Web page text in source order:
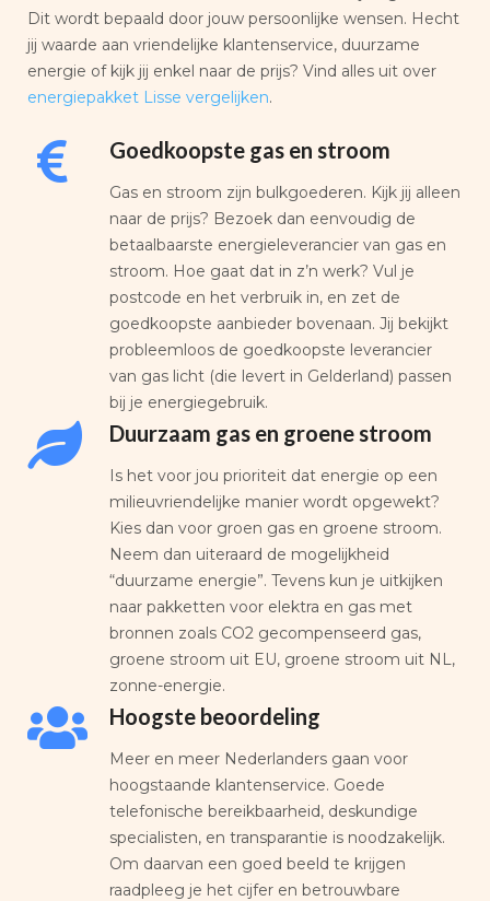
Dit wordt bepaald door jouw persoonlijke wensen. Hecht
jij waarde aan vriendelijke klantenservice, duurzame
energie of kijk jij enkel naar de prijs? Vind alles uit over
energiepakket Lisse vergelijken.
Goedkoopste gas en stroom
Gas en stroom zijn bulkgoederen. Kijk jij alleen
naar de prijs? Bezoek dan eenvoudig de
betaalbaarste energieleverancier van gas en
stroom. Hoe gaat dat in z’n werk? Vul je
postcode en het verbruik in, en zet de
goedkoopste aanbieder bovenaan. Jij bekijkt
probleemloos de goedkoopste leverancier
van gas licht (die levert in Gelderland) passen
bij je energiegebruik.
Duurzaam gas en groene stroom
Is het voor jou prioriteit dat energie op een
milieuvriendelijke manier wordt opgewekt?
Kies dan voor groen gas en groene stroom.
Neem dan uiteraard de mogelijkheid
“duurzame energie”. Tevens kun je uitkijken
naar pakketten voor elektra en gas met
bronnen zoals CO2 gecompenseerd gas,
groene stroom uit EU, groene stroom uit NL,
zonne-energie.
Hoogste beoordeling
Meer en meer Nederlanders gaan voor
hoogstaande klantenservice. Goede
telefonische bereikbaarheid, deskundige
specialisten, en transparantie is noodzakelijk.
Om daarvan een goed beeld te krijgen
raadpleeg je het cijfer en betrouwbare